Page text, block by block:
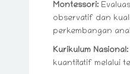
Montessori:
observatif dan
perkembangan
Kurikulum Nasional:
kuantitatif melalui